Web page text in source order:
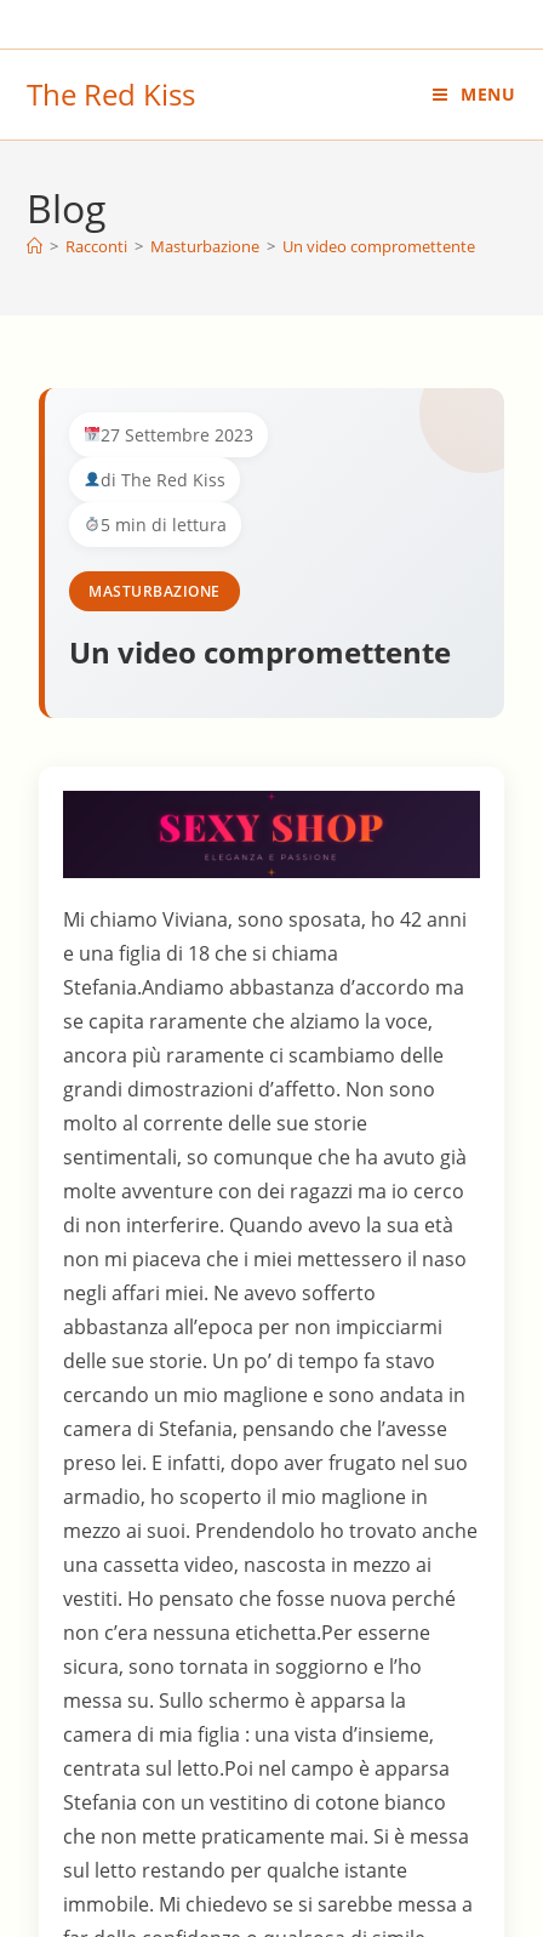
al
The Red Kiss MENU
Blog
> Racconti > Masturbazione > Un video compromettente
27 Settembre 2023
di The Red Kiss
5 min di lettura
MASTURBAZIONE
Un video compromettente
Mi chiamo Viviana, sono sposata, ho 42 anni
e una figlia di 18 che si chiama
Stefania.Andiamo abbastanza d’accordo ma
se capita raramente che alziamo la voce,
ancora più raramente ci scambiamo delle
grandi dimostrazioni d’affetto. Non sono
molto al corrente delle sue storie
sentimentali, so comunque che ha avuto già
molte avventure con dei ragazzi ma io cerco
di non interferire. Quando avevo la sua età
non mi piaceva che i miei mettessero il naso
negli affari miei. Ne avevo sofferto
abbastanza all’epoca per non impicciarmi
delle sue storie. Un po’ di tempo fa stavo
cercando un mio maglione e sono andata in
camera di Stefania, pensando che l’avesse
preso lei. E infatti, dopo aver frugato nel suo
armadio, ho scoperto il mio maglione in
mezzo ai suoi. Prendendolo ho trovato anche
una cassetta video, nascosta in mezzo ai
vestiti. Ho pensato che fosse nuova perché
non c’era nessuna etichetta.Per esserne
sicura, sono tornata in soggiorno e l’ho
messa su. Sullo schermo è apparsa la
camera di mia figlia : una vista d’insieme,
centrata sul letto.Poi nel campo è apparsa
Stefania con un vestitino di cotone bianco
che non mette praticamente mai. Si è messa
sul letto restando per qualche istante
immobile. Mi chiedevo se si sarebbe messa a